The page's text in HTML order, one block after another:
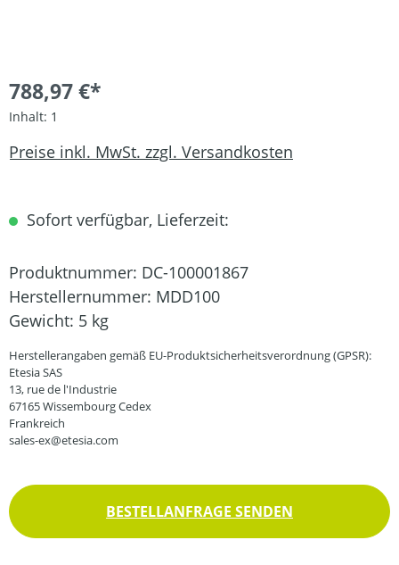
788,97 €*
Inhalt: 1
Preise inkl. MwSt. zzgl. Versandkosten
Sofort verfügbar, Lieferzeit:
Produktnummer: DC-100001867
Herstellernummer: MDD100
Gewicht: 5 kg
Herstellerangaben gemäß EU-Produktsicherheitsverordnung (GPSR):
Etesia SAS
13, rue de l'Industrie
67165 Wissembourg Cedex
Frankreich
sales-ex@etesia.com
BESTELLANFRAGE SENDEN